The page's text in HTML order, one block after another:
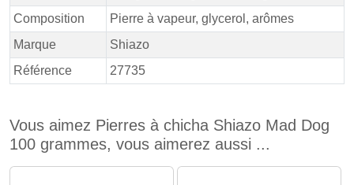
Composition
Pierre à vapeur, glycerol, arômes
Marque
Shiazo
Référence
27735
Vous aimez Pierres à chicha Shiazo Mad Dog
100 grammes, vous aimerez aussi ...